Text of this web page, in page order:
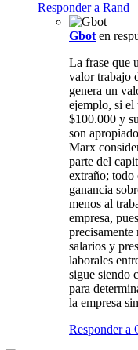
Responder a Rand
Gbot en
La frase que
valor trabajo
genera un
ejemplo, si el
$100.000 y
son
Marx
parte del
extraño; todo
ganancia
menos al
empresa,
salarios y
laborales
sigue siendo
para
la empresa
Responder a